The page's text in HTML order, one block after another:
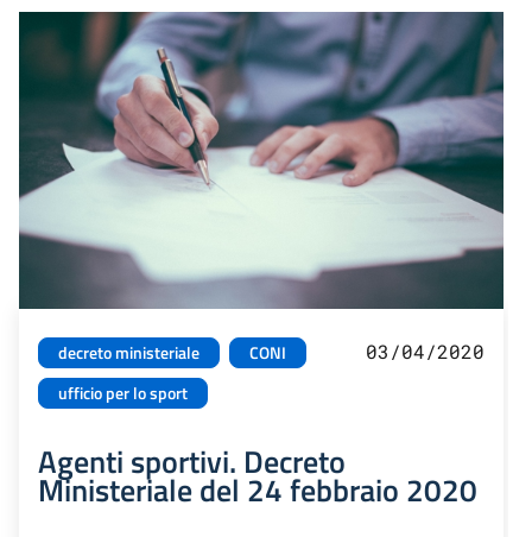
decreto ministeriale
CONI
ufficio per lo sport
03/04/2020
Agenti sportivi. Decreto
Ministeriale del 24 febbraio 2020